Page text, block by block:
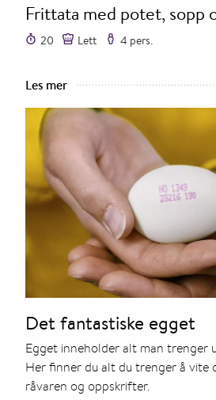
Frittata med potet, sopp
20 Lett 4 pers.
Les mer
Det fantastiske egget
Egget inneholder alt man trenger
Her finner du alt du trenger å vite
råvaren og oppskrifter.